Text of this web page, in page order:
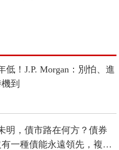
低！J.P. Morgan：別怕、進
到
明，債市路在何方？債券
一種債能永遠領先，複合